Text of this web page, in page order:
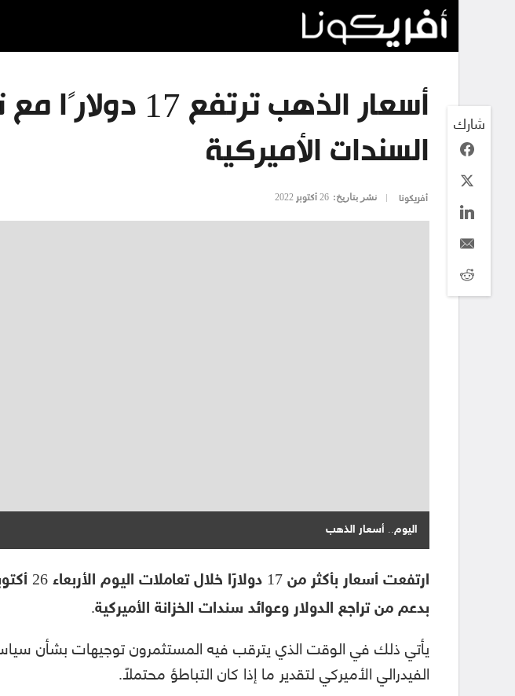
أسعار الذهب ترتفع
السندات الأميركية
أفريكونا نشر بتاريخ: 26 أكتوبر 2022
اليوم.. أسعار الذهب
شارك
بدعم من تراجع الدولار وعوائد سندات الخزانة الأميركية.
يأتي ذلك في الوقت الذي يترقب فيه المستثمرون توجيهات بشأن
الفيدرالي الأميركي لتقدير ما إذا كان التباطؤ محتملًا.